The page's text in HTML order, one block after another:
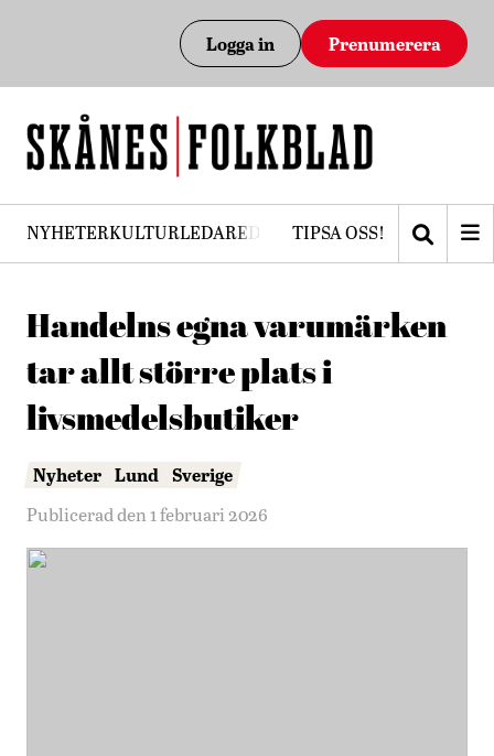
Logga in Prenumerera
NYHETERKULTURLEDAREDEBATTPRENUMERERA
TIPSA OSS!
Handelns egna varumärken
tar allt större plats i
livsmedelsbutiker
Nyheter Lund Sverige
Publicerad den 1 februari 2026